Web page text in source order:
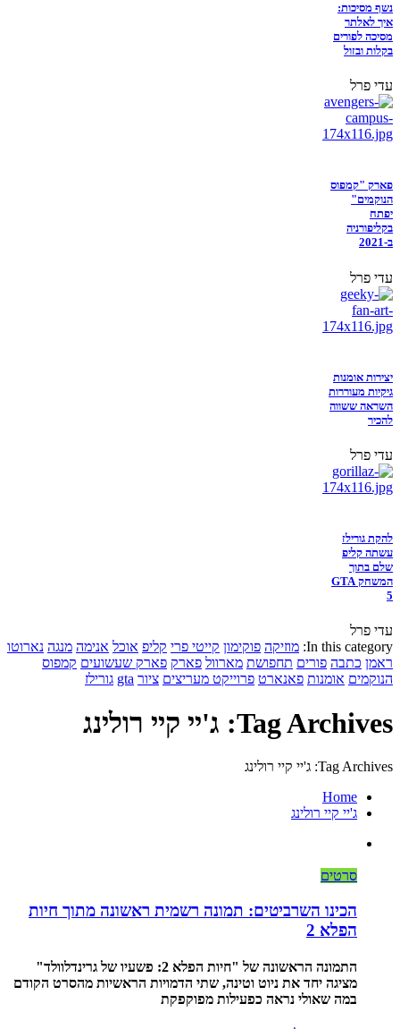
נשף מסיכות:
איך לאלתר
מסיכה לפורים
בקלות ובזול
עדי פרל
פארק "קמפוס
הנוקמים"
יפתח
בקליפורניה
ב-2021
עדי פרל
יצירות אומנות
גיקיות מעוררות
השראה ששווה
להכיר
עדי פרל
להקת גורילז
עשתה קליפ
שלם בתוך
המשחק GTA
5
עדי פרל
In this category: מוזיקה פוקימון קייטי פרי קליפ אוכל אנימה מנגה נארוטו
ראמן כתבה פורים תחפושת מארוול פארק פארק שעשועים קמפוס
הנוקמים אומנות פאנארט פרוייקט מעריצים ציור gta גורילז
Tag Archives: ג'יי קיי רולינג
Tag Archives: ג'יי קיי רולינג
Home
ג'יי קיי רולינג
סרטים
הכינו השרביטים: תמונה רשמית ראשונה מתוך חיות
הפלא 2
התמונה הראשונה של "חיות הפלא 2: פשעיו של גרינדלוולד"
מציגה יחד את ניוט וטינה, שתי הדמויות הראשיות מהסרט הקודם
במה שאולי נראה כפעילות מפוקפקת